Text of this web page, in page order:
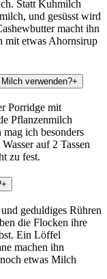
Statt Kuhmilch
und gesüsst wird
macht ihn
mit etwas Ahornsirup
verwenden?+
Porridge mit
Pflanzenmilch
ich besonders
auf 2 Tassen
zu fest.
+
geduldiges Rühren
die Flocken ihre
Ein Löffel
machen ihn
etwas Milch